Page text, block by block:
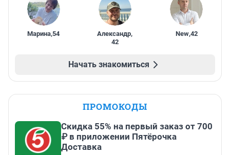
Марина,54 Александр,
42
New,42
Начать знакомиться
ПРОМОКОДЫ
Скидка 55% на первый заказ от 700
₽ в приложении Пятёрочка
Доставка